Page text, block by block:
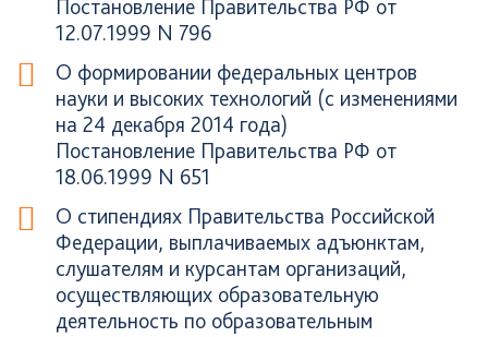
Постановление Правительства РФ от
12.07.1999 N 796
О формировании федеральных центров
науки и высоких технологий (с изменениями
на 24 декабря 2014 года)
Постановление Правительства РФ от
18.06.1999 N 651
О стипендиях Правительства Российской
Федерации, выплачиваемых адъюнктам,
слушателям и курсантам организаций,
осуществляющих образовательную
деятельность по образовательным